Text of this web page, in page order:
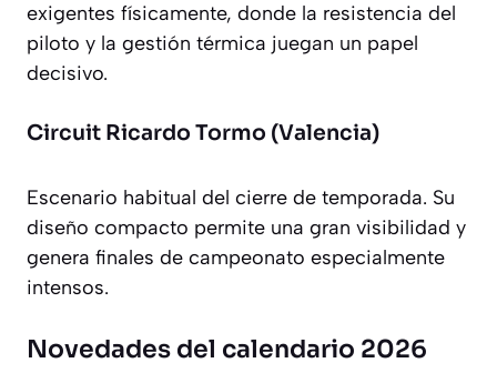
exigentes físicamente, donde la resistencia del
piloto y la gestión térmica juegan un papel
decisivo.
Circuit Ricardo Tormo (Valencia)
Escenario habitual del cierre de temporada. Su
diseño compacto permite una gran visibilidad y
genera finales de campeonato especialmente
intensos.
Novedades del calendario 2026